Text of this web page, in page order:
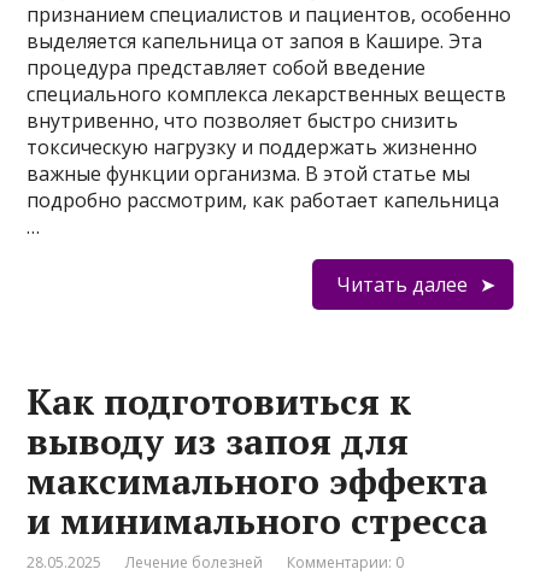
признанием специалистов и пациентов, особенно
выделяется капельница от запоя в Кашире. Эта
процедура представляет собой введение
специального комплекса лекарственных веществ
внутривенно, что позволяет быстро снизить
токсическую нагрузку и поддержать жизненно
важные функции организма. В этой статье мы
подробно рассмотрим, как работает капельница
…
Читать далее
Как подготовиться к
выводу из запоя для
максимального эффекта
и минимального стресса
28.05.2025 Лечение болезней Комментарии: 0